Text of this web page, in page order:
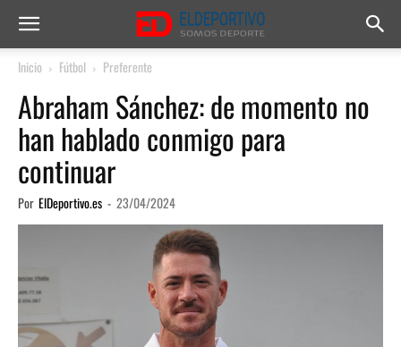
Inicio Fútbol Preferente
Abraham Sánchez: de momento no
han hablado conmigo para
continuar
Por ElDeportivo.es - 23/04/2024